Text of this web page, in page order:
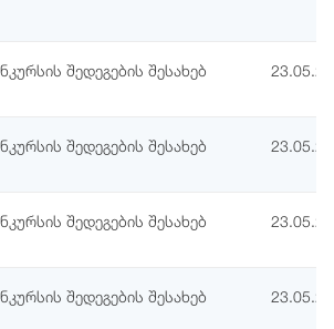
შედეგების შესახებ
შედეგების შესახებ
შედეგების შესახებ
შედეგების შესახებ